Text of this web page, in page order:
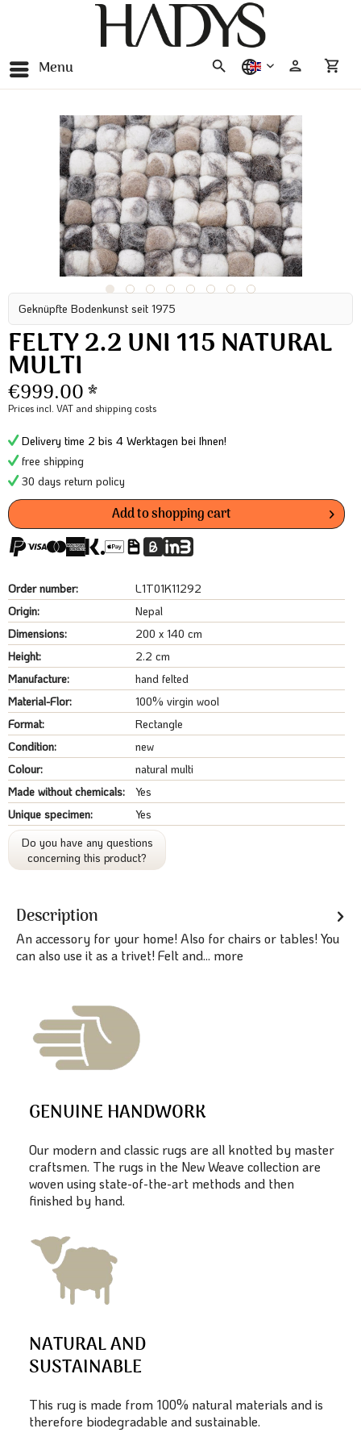
Menu english
Geknüpfte Bodenkunst seit 1975
FELTY 2.2 UNI 115 NATURAL
MULTI
€999.00 *
Prices incl. VAT and shipping costs
Delivery time 2 bis 4 Werktagen bei Ihnen!
free shipping
30 days return policy
Add toshopping cart
Order number:
L1T01K11292
Origin:
Nepal
Dimensions:
200 x 140 cm
Height:
2.2 cm
Manufacture:
hand felted
Material-Flor:
100% virgin wool
Format:
Rectangle
Condition:
new
Colour:
natural multi
Made without chemicals:
Yes
Unique specimen:
Yes
Do you have any questions
concerning this product?
Description
An accessory for your home! Also for chairs or tables! You
can also use it as a trivet! Felt and... more
GENUINE HANDWORK
Our modern and classic rugs are all knotted by master
craftsmen. The rugs in the New Weave collection are
woven using state-of-the-art methods and then
finished by hand.
NATURAL AND
SUSTAINABLE
This rug is made from 100% natural materials and is
therefore biodegradable and sustainable.